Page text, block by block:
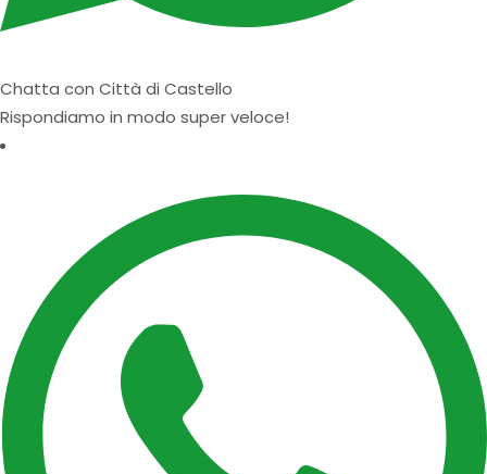
Chatta con Città di Castello
Rispondiamo in modo super veloce!